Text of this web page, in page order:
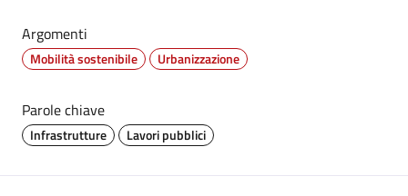
Argomenti
Mobilità sostenibile Urbanizzazione
Parole chiave
Infrastrutture Lavori pubblici